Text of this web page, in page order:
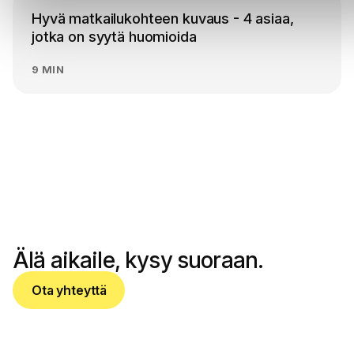
Hyvä matkailukohteen kuvaus - 4 asiaa,
jotka on syytä huomioida
9 MIN
Älä aikaile, kysy suoraan.
Ota yhteyttä